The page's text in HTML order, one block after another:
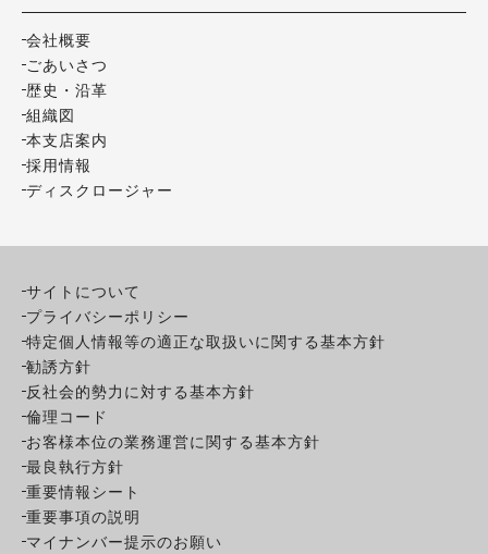
会社概要
ごあいさつ
歴史・沿革
組織図
本支店案内
採用情報
ディスクロージャー
サイトについて
プライバシーポリシー
特定個人情報等の適正な取扱いに関する基本方針
勧誘方針
反社会的勢力に対する基本方針
倫理コード
お客様本位の業務運営に関する基本方針
最良執行方針
重要情報シート
重要事項の説明
マイナンバー提示のお願い